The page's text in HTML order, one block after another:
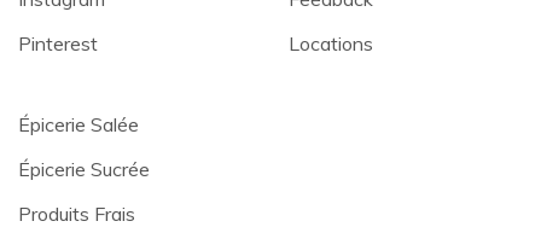
Pinterest
Locations
Épicerie Salée
Épicerie Sucrée
Produits Frais